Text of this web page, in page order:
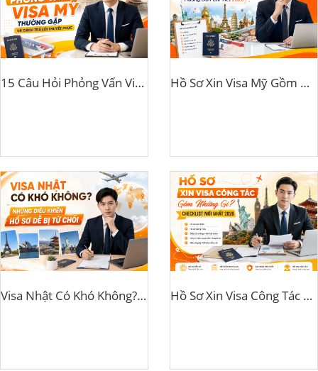
15 Câu Hỏi Phỏng Vấn Visa Mỹ Thường Gặp Và Cách Trả Lời Thuyết Phục Hồ Sơ Xin Visa Mỹ Gồm Những Gì? Hướng Dẫn Chi Tiết 2026
Visa Nhật Có Khó Không? Những Điều Khiến Hồ Sơ Dễ Bị Từ Chối Hồ Sơ Xin Visa Công Tác Gồm Những Gì? Checklist Mới Nhất 2026